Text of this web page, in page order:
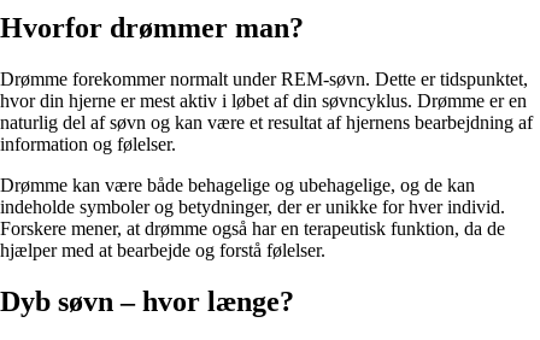
Hvorfor drømmer man?
Drømme forekommer normalt under REM-søvn. Dette er tidspunktet,
hvor din hjerne er mest aktiv i løbet af din søvncyklus. Drømme er en
naturlig del af søvn og kan være et resultat af hjernens bearbejdning af
information og følelser.
Drømme kan være både behagelige og ubehagelige, og de kan
indeholde symboler og betydninger, der er unikke for hver individ.
Forskere mener, at drømme også har en terapeutisk funktion, da de
hjælper med at bearbejde og forstå følelser.
Dyb søvn – hvor længe?